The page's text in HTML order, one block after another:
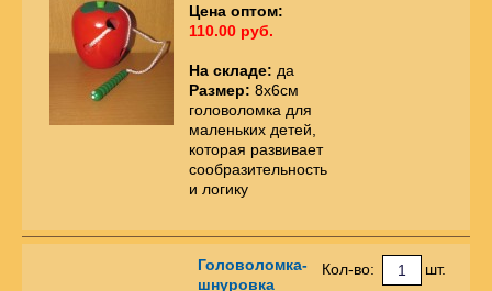
Цена оптом:
110.00 руб.
На складе: да
Размер: 8х6см
головоломка для
маленьких детей,
которая развивает
сообразительность
и логику
Головоломка-
шнуровка
Кол-во: шт.